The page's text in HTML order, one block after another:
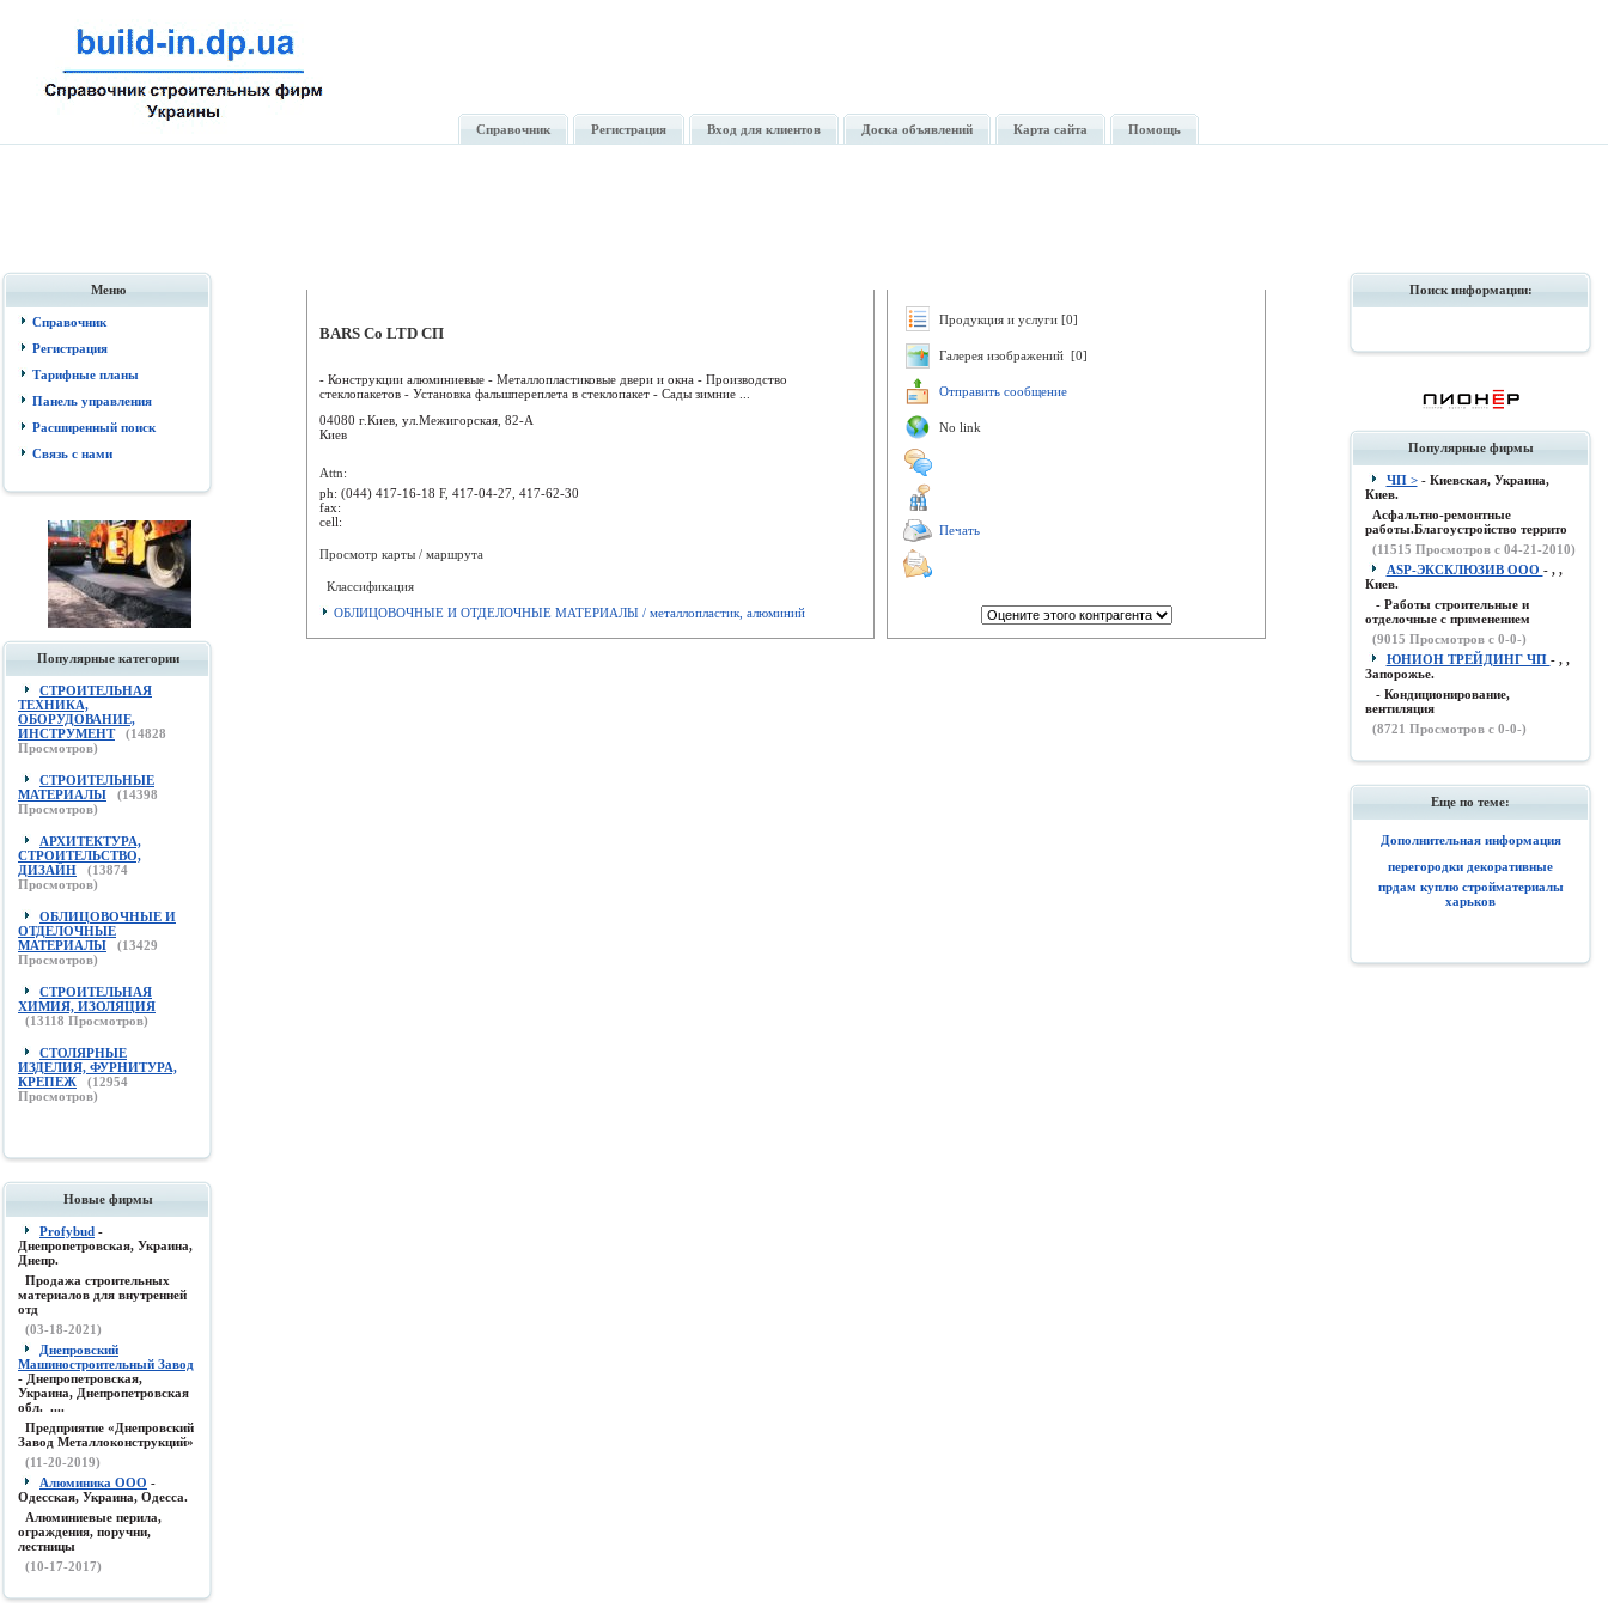
Справочник Регистрация Вход для клиентов Доска объявлений Карта сайта Помощь
Меню
Справочник
Регистрация
Тарифные планы
Панель управления
Расширенный поиск
Связь с нами
Популярные категории
СТРОИТЕЛЬНАЯ
ТЕХНИКА,
ОБОРУДОВАНИЕ,
ИНСТРУМЕНТ
(14828
Просмотров)
СТРОИТЕЛЬНЫЕ
МАТЕРИАЛЫ
(14398
Просмотров)
АРХИТЕКТУРА,
СТРОИТЕЛЬСТВО,
ДИЗАЙН
(13874
Просмотров)
ОБЛИЦОВОЧНЫЕ И
ОТДЕЛОЧНЫЕ
МАТЕРИАЛЫ
(13429
Просмотров)
СТРОИТЕЛЬНАЯ
ХИМИЯ, ИЗОЛЯЦИЯ
(13118 Просмотров)
СТОЛЯРНЫЕ
ИЗДЕЛИЯ, ФУРНИТУРА,
КРЕПЕЖ
(12954
Просмотров)
Новые фирмы
Profybud -
Днепропетровская, Украина,
Днепр.
Продажа строительных
материалов для внутренней
отд
(03-18-2021)
Днепровский
Машиностроительный Завод
- Днепропетровская,
Украина, Днепропетровская
обл. ....
Предприятие «Днепровский
Завод Металлоконструкций»
(11-20-2019)
Алюминика ООО -
Одесская, Украина, Одесса.
Алюминиевые перила,
ограждения, поручни,
лестницы
(10-17-2017)
BARS Co LTD СП
- Конструкции алюминиевые - Металлопластиковые двери и окна - Производство
стеклопакетов - Установка фальшпереплета в стеклопакет - Сады зимние ...
04080 г.Киев, ул.Межигорская, 82-А
Киев
Attn:
ph: (044) 417-16-18 F, 417-04-27, 417-62-30
fax:
cell:
Просмотр карты / маршрута
Классификация
ОБЛИЦОВОЧНЫЕ И ОТДЕЛОЧНЫЕ МАТЕРИАЛЫ / металлопластик, алюминий
Продукция и услуги [0]
Галерея изображений [0]
Отправить сообщение
No link
Печать
Поиск информации:
Популярные фирмы
ЧП >- Киевская, Украина,
Киев.
Асфальтно-ремонтные
работы.Благоустройство террито
(11515 Просмотров с 04-21-2010)
ASP-ЭКСКЛЮЗИВ ООО - , ,
Киев.
- Работы строительные и
отделочные с применением
(9015 Просмотров с 0-0-)
ЮНИОН ТРЕЙДИНГ ЧП - , ,
Запорожье.
- Кондиционирование,
вентиляция
(8721 Просмотров с 0-0-)
Еще по теме:
Дополнительная информация
перегородки декоративные
прдам куплю стройматериалы
харьков